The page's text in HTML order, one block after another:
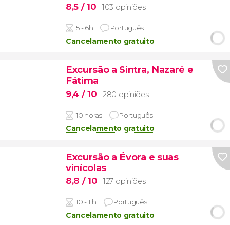
8,5 / 10 103 opiniões
5 - 6h Português
Cancelamento gratuito
Excursão a Sintra, Nazaré e
Fátima
9,4 / 10 280 opiniões
10 horas Português
Cancelamento gratuito
Excursão a Évora e suas
vinícolas
8,8 / 10 127 opiniões
10 - 11h Português
Cancelamento gratuito